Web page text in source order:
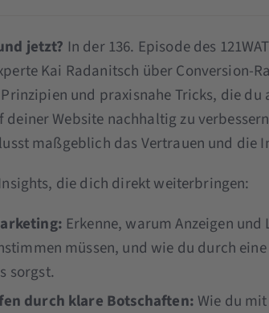
jetzt? In der 136. Episode des
Kai Radanitsch über Conversion-
und praxisnahe Tricks, die du
deiner Website nachhaltig zu
maßgeblich das Vertrauen und die
die dich direkt weiterbringen:
Erkenne, warum Anzeigen
müssen, und wie du durch
sorgst.
durch klare Botschaften:Wie du